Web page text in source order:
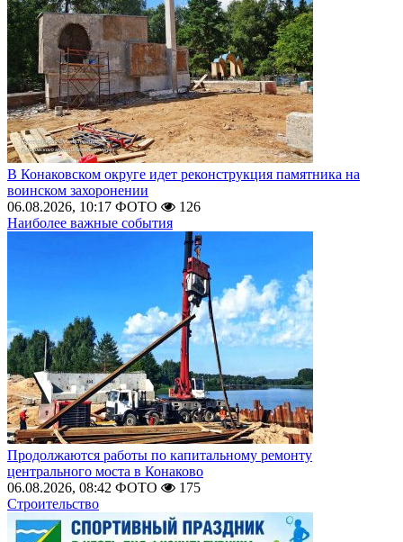
В Конаковском округе идет реконструкция памятника на
воинском захоронении
06.08.2026, 10:17 ФОТО
126
Наиболее важные события
Продолжаются работы по капитальному ремонту
центрального моста в Конаково
06.08.2026, 08:42 ФОТО
175
Строительство